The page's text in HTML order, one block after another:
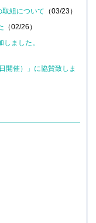
組について （03/23）
（02/26）
ました。
開催）」に協賛致しま